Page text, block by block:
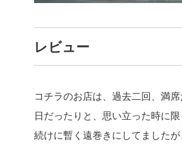
レビュー
コチラのお店は、過去二回、満
日だったりと、思い立った時に
続けに暫く遠巻きにしてました